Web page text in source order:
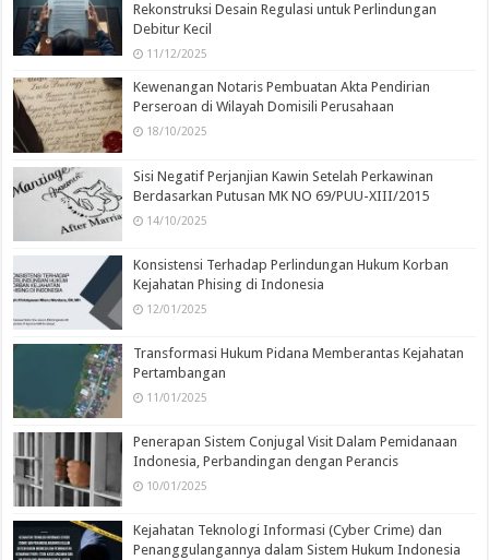
Rekonstruksi Desain Regulasi untuk Perlindungan
Debitur Kecil
11/12/2025
Kewenangan Notaris Pembuatan Akta Pendirian
Perseroan di Wilayah Domisili Perusahaan
18/10/2025
Sisi Negatif Perjanjian Kawin Setelah Perkawinan
Berdasarkan Putusan MK NO 69/PUU-XIII/2015
14/10/2025
Konsistensi Terhadap Perlindungan Hukum Korban
Kejahatan Phising di Indonesia
12/01/2025
Transformasi Hukum Pidana Memberantas Kejahatan
Pertambangan
11/01/2025
Penerapan Sistem Conjugal Visit Dalam Pemidanaan
Indonesia, Perbandingan dengan Perancis
10/01/2025
Kejahatan Teknologi Informasi (Cyber Crime) dan
Penanggulangannya dalam Sistem Hukum Indonesia